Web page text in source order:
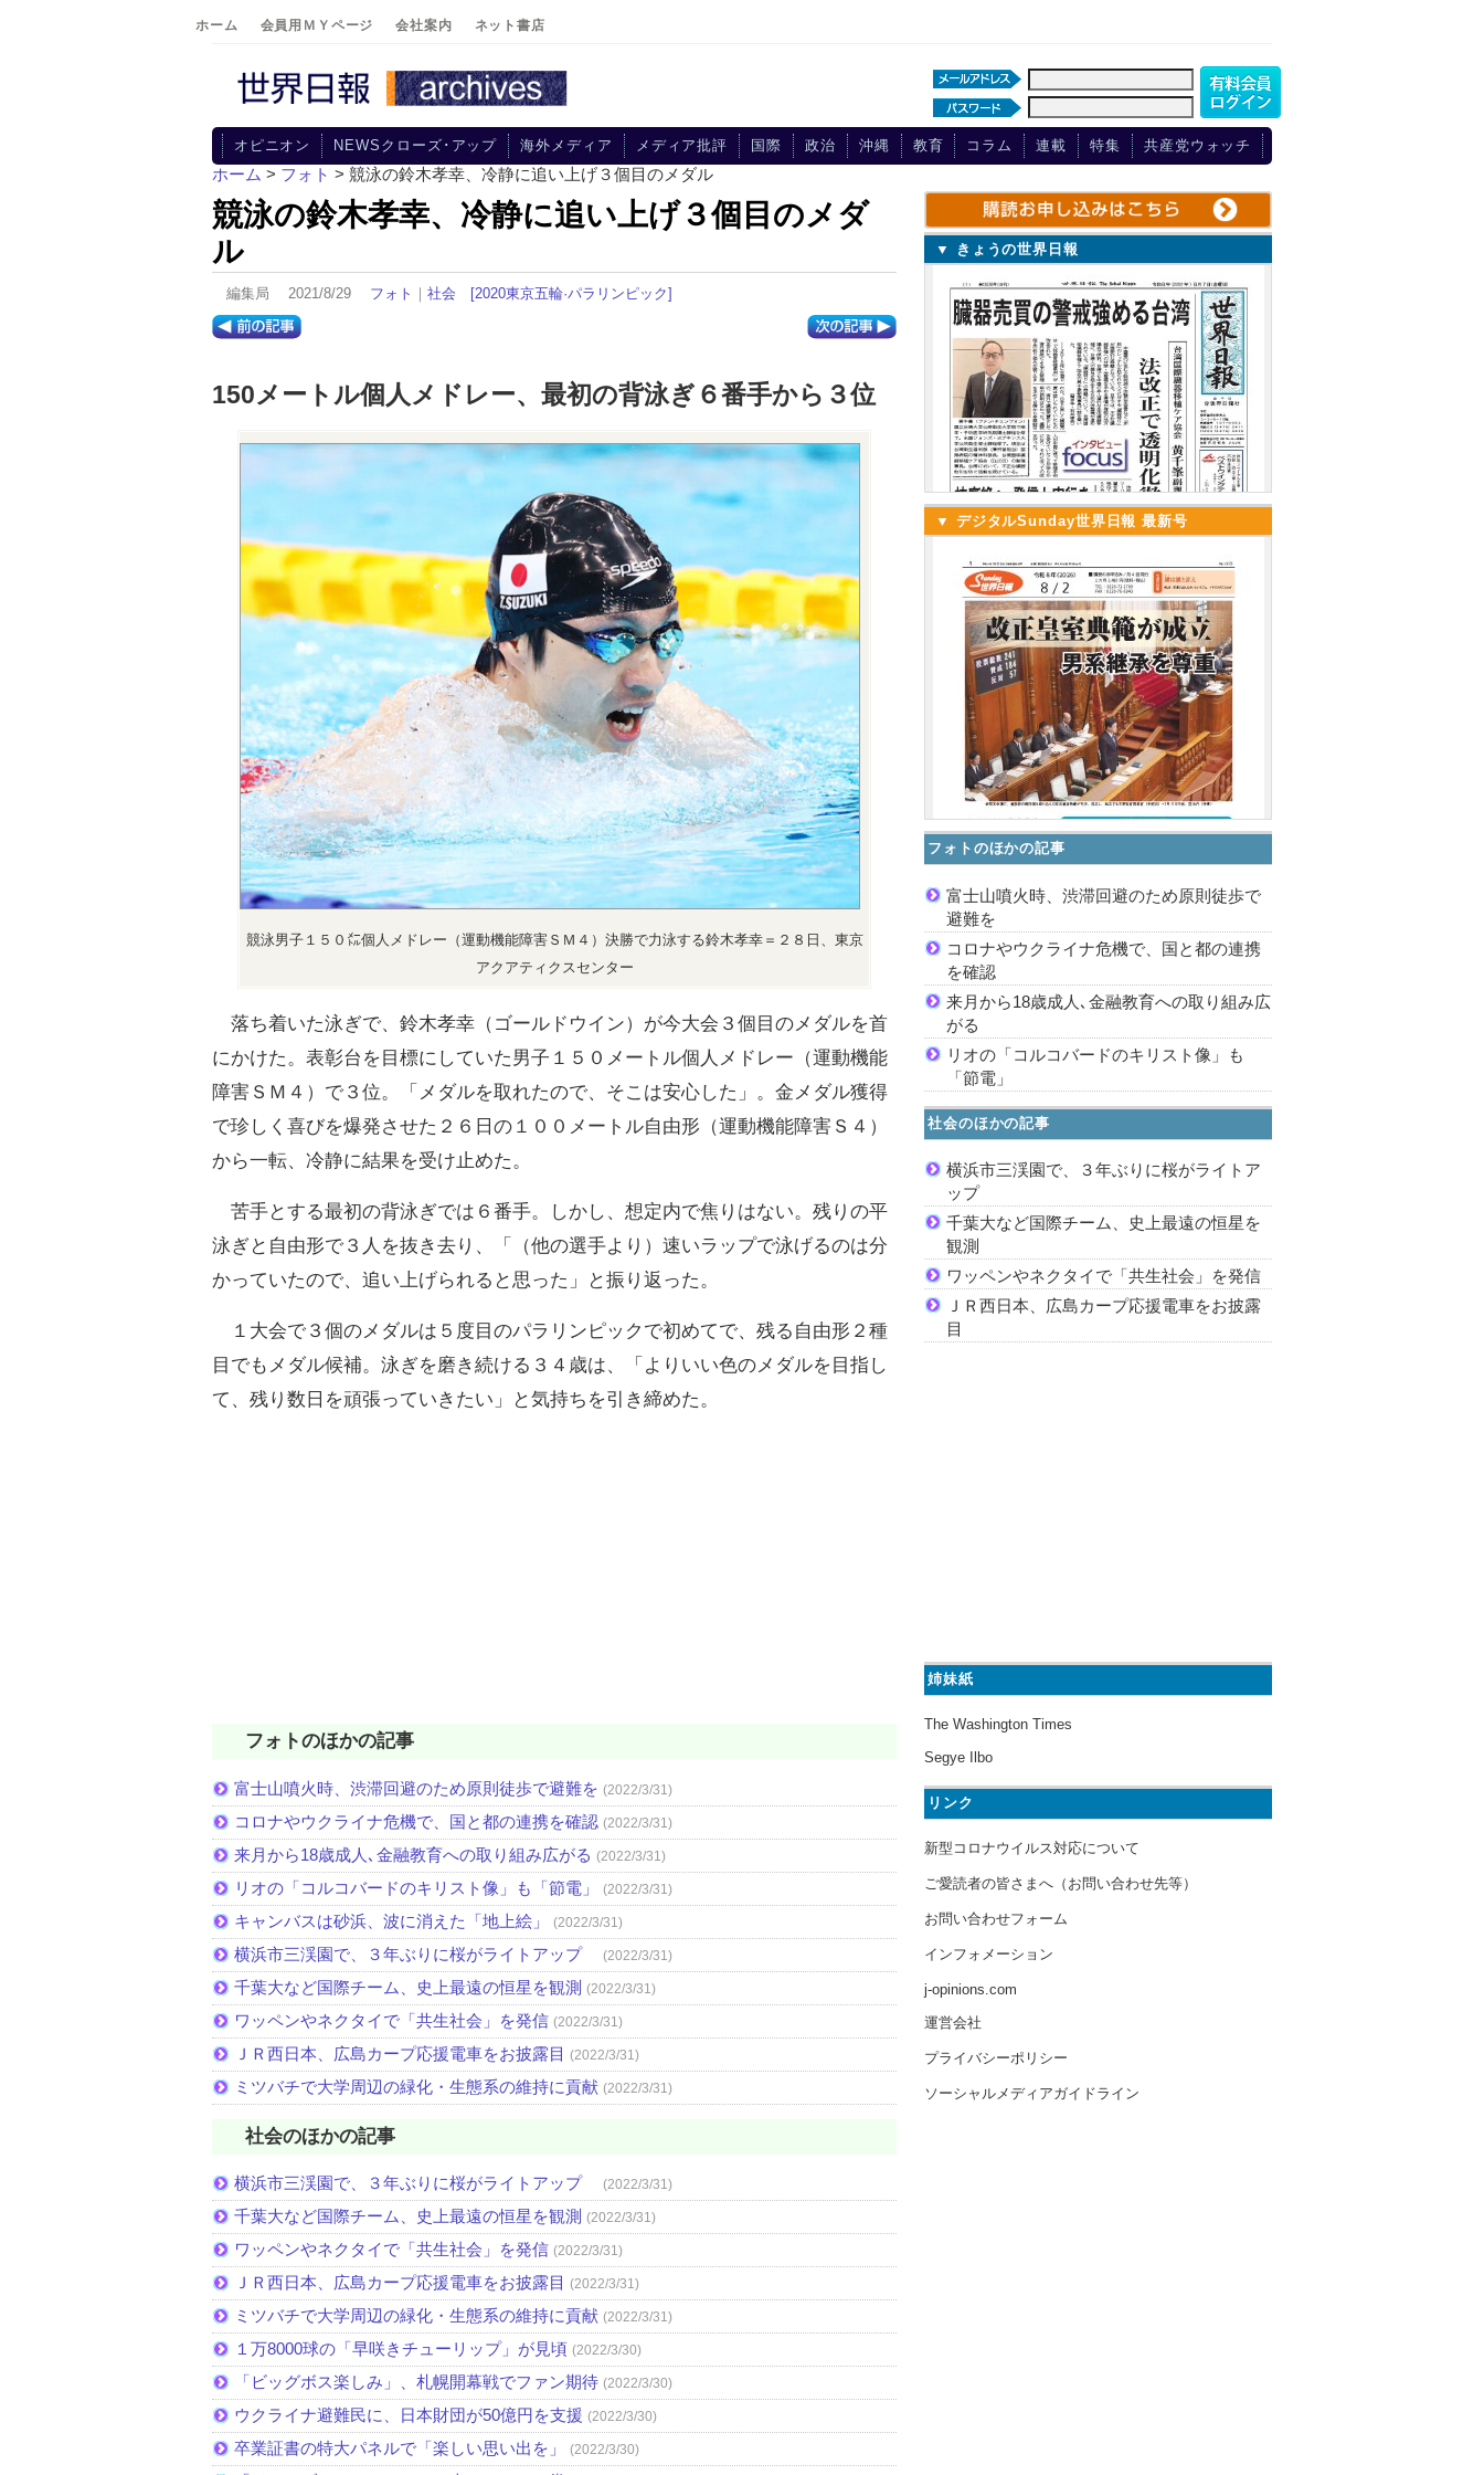
ホーム 会員用ＭＹページ 会社案内 ネット書店
オピニオン NEWSクローズ･アップ 海外メディア メディア批評 国際 政治 沖縄 教育 コラム 連載 特集 共産党ウォッチ
ホーム > フォト > 競泳の鈴木孝幸、冷静に追い上げ３個目のメダル
競泳の鈴木孝幸、冷静に追い上げ３個目のメダ
ル
編集局 2021/8/29 フォト ｜ 社会 [2020東京五輪·パラリンピック]
150メートル個人メドレー、最初の背泳ぎ６番手から３位
競泳男子１５０㍍個人メドレー（運動機能障害ＳＭ４）決勝で力泳する鈴木孝幸＝２８日、東京
アクアティクスセンター
落ち着いた泳ぎで、鈴木孝幸（ゴールドウイン）が今大会３個目のメダルを首
にかけた。表彰台を目標にしていた男子１５０メートル個人メドレー（運動機能
障害ＳＭ４）で３位。「メダルを取れたので、そこは安心した」。金メダル獲得
で珍しく喜びを爆発させた２６日の１００メートル自由形（運動機能障害Ｓ４）
から一転、冷静に結果を受け止めた。
苦手とする最初の背泳ぎでは６番手。しかし、想定内で焦りはない。残りの平
泳ぎと自由形で３人を抜き去り、「（他の選手より）速いラップで泳げるのは分
かっていたので、追い上げられると思った」と振り返った。
１大会で３個のメダルは５度目のパラリンピックで初めてで、残る自由形２種
目でもメダル候補。泳ぎを磨き続ける３４歳は、「よりいい色のメダルを目指し
て、残り数日を頑張っていきたい」と気持ちを引き締めた。
フォトのほかの記事
富士山噴火時、渋滞回避のため原則徒歩で避難を (2022/3/31)
コロナやウクライナ危機で、国と都の連携を確認 (2022/3/31)
来月から18歳成人､金融教育への取り組み広がる (2022/3/31)
リオの「コルコバードのキリスト像」も「節電」 (2022/3/31)
キャンバスは砂浜、波に消えた「地上絵」 (2022/3/31)
横浜市三渓園で、３年ぶりに桜がライトアップ (2022/3/31)
千葉大など国際チーム、史上最遠の恒星を観測 (2022/3/31)
ワッペンやネクタイで「共生社会」を発信 (2022/3/31)
ＪＲ西日本、広島カープ応援電車をお披露目 (2022/3/31)
ミツバチで大学周辺の緑化・生態系の維持に貢献 (2022/3/31)
社会のほかの記事
横浜市三渓園で、３年ぶりに桜がライトアップ (2022/3/31)
千葉大など国際チーム、史上最遠の恒星を観測 (2022/3/31)
ワッペンやネクタイで「共生社会」を発信 (2022/3/31)
ＪＲ西日本、広島カープ応援電車をお披露目 (2022/3/31)
ミツバチで大学周辺の緑化・生態系の維持に貢献 (2022/3/31)
１万8000球の「早咲きチューリップ」が見頃 (2022/3/30)
「ビッグボス楽しみ」、札幌開幕戦でファン期待 (2022/3/30)
ウクライナ避難民に、日本財団が50億円を支援 (2022/3/30)
卒業証書の特大パネルで「楽しい思い出を」 (2022/3/30)
▼ きょうの世界日報
▼ デジタルSunday世界日報 最新号
フォトのほかの記事
富士山噴火時、渋滞回避のため原則徒歩で
避難を
コロナやウクライナ危機で、国と都の連携
を確認
来月から18歳成人､金融教育への取り組み広
がる
リオの「コルコバードのキリスト像」も
「節電」
社会のほかの記事
横浜市三渓園で、３年ぶりに桜がライトア
ップ
千葉大など国際チーム、史上最遠の恒星を
観測
ワッペンやネクタイで「共生社会」を発信
ＪＲ西日本、広島カープ応援電車をお披露
目
姉妹紙
The Washington Times
Segye Ilbo
リンク
新型コロナウイルス対応について
ご愛読者の皆さまへ（お問い合わせ先等）
お問い合わせフォーム
インフォメーション
j-opinions.com
運営会社
プライバシーポリシー
ソーシャルメディアガイドライン